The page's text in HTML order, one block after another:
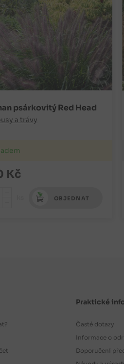
psárkovitý Red Head
a trávy
Kč
OBJEDNAT
Praktické
Časté dotazy
Informace o
Doporučení